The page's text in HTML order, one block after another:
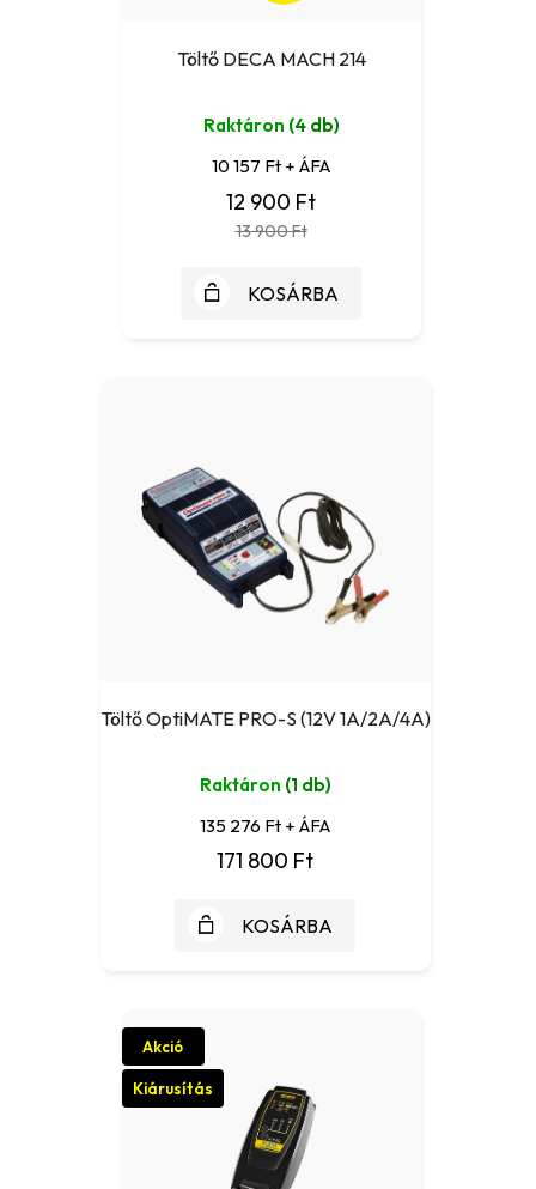
Töltő DECA MACH 214
Raktáron (4 db)
10 157 Ft + ÁFA
12 900 Ft
13 900 Ft
KOSÁRBA
Töltő OptiMATE PRO-S (12V 1A/2A/4A)
Raktáron (1 db)
135 276 Ft + ÁFA
171 800 Ft
KOSÁRBA
Akció
Kiárusítás